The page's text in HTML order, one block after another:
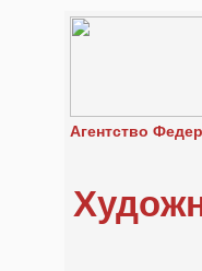
Агентство